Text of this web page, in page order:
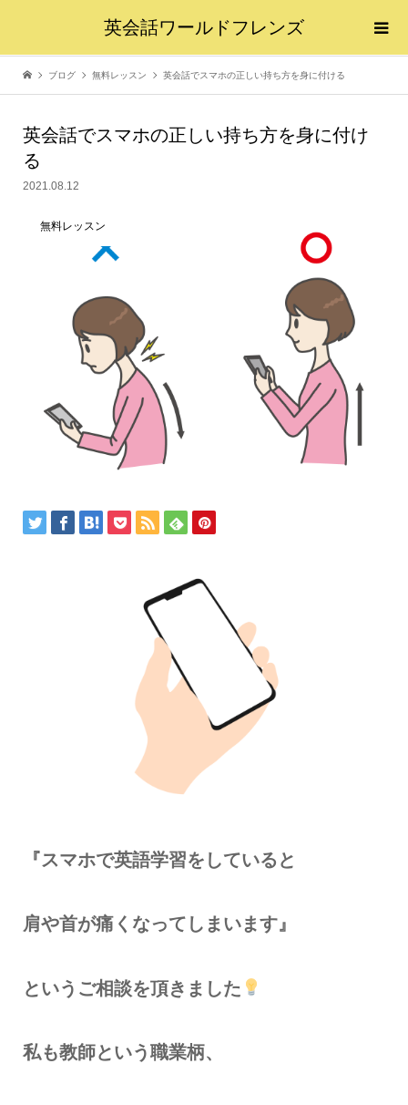
英会話ワールドフレンズ
ブログ 無料レッスン 英会話でスマホの正しい持ち方を身に付ける
英会話でスマホの正しい持ち方を身に付け
る
2021.08.12
無料レッスン
『スマホで英語学習をしていると
肩や首が痛くなってしまいます』
というご相談を頂きました
私も教師という職業柄、